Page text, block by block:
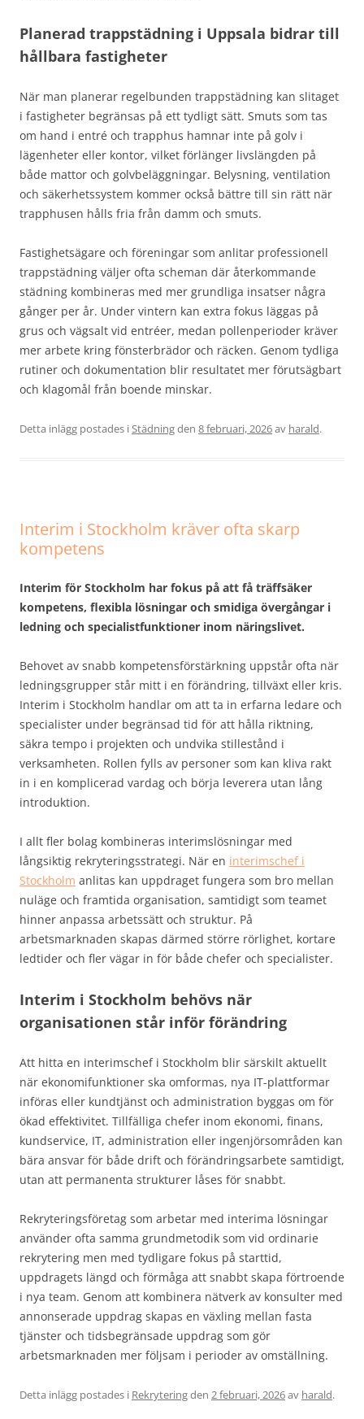
Planerad trappstädning i Uppsala bidrar till
hållbara fastigheter
När man planerar regelbunden trappstädning kan slitaget
i fastigheter begränsas på ett tydligt sätt. Smuts som tas
om hand i entré och trapphus hamnar inte på golv i
lägenheter eller kontor, vilket förlänger livslängden på
både mattor och golvbeläggningar. Belysning, ventilation
och säkerhetssystem kommer också bättre till sin rätt när
trapphusen hålls fria från damm och smuts.
Fastighetsägare och föreningar som anlitar professionell
trappstädning väljer ofta scheman där återkommande
städning kombineras med mer grundliga insatser några
gånger per år. Under vintern kan extra fokus läggas på
grus och vägsalt vid entréer, medan pollenperioder kräver
mer arbete kring fönsterbrädor och räcken. Genom tydliga
rutiner och dokumentation blir resultatet mer förutsägbart
och klagomål från boende minskar.
Detta inlägg postades iStädningden 8 februari, 2026av harald.
Interim i Stockholm kräver ofta skarp
kompetens
Interim för Stockholm har fokus på att få träffsäker
kompetens, flexibla lösningar och smidiga övergångar i
ledning och specialistfunktioner inom näringslivet.
Behovet av snabb kompetensförstärkning uppstår ofta när
ledningsgrupper står mitt i en förändring, tillväxt eller kris.
Interim i Stockholm handlar om att ta in erfarna ledare och
specialister under begränsad tid för att hålla riktning,
säkra tempo i projekten och undvika stillestånd i
verksamheten. Rollen fylls av personer som kan kliva rakt
in i en komplicerad vardag och börja leverera utan lång
introduktion.
I allt fler bolag kombineras interimslösningar med
långsiktig rekryteringsstrategi. När en interimschef i
Stockholm anlitas kan uppdraget fungera som bro mellan
nuläge och framtida organisation, samtidigt som teamet
hinner anpassa arbetssätt och struktur. På
arbetsmarknaden skapas därmed större rörlighet, kortare
ledtider och fler vägar in för både chefer och specialister.
Interim i Stockholm behövs när
organisationen står inför förändring
Att hitta en interimschef i Stockholm blir särskilt aktuellt
när ekonomifunktioner ska omformas, nya IT-plattformar
införas eller kundtjänst och administration byggas om för
ökad effektivitet. Tillfälliga chefer inom ekonomi, finans,
kundservice, IT, administration eller ingenjörsområden kan
bära ansvar för både drift och förändringsarbete samtidigt,
utan att permanenta strukturer låses för snabbt.
Rekryteringsföretag som arbetar med interima lösningar
använder ofta samma grundmetodik som vid ordinarie
rekrytering men med tydligare fokus på starttid,
uppdragets längd och förmåga att snabbt skapa förtroende
i nya team. Genom att kombinera nätverk av konsulter med
annonserade uppdrag skapas en växling mellan fasta
tjänster och tidsbegränsade uppdrag som gör
arbetsmarknaden mer följsam i perioder av omställning.
Detta inlägg postades i Rekryteringden 2 februari, 2026av harald.